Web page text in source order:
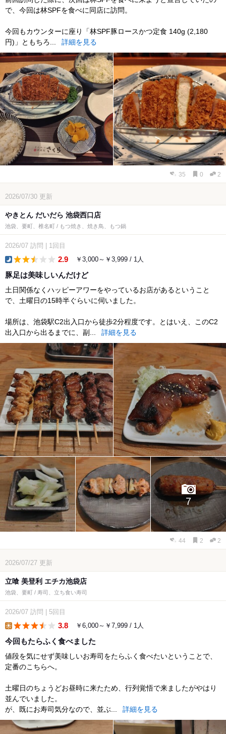
で、今回は林SPFを食べに同店に訪問。
今回もカウンターに座り「林SPF豚ロースかつ定食 140g (2,180
円)」ともちろ...
詳細を見る
35 0 2
2026/07/30 更新
やきとん だいだら 池袋西口店
池袋、要町、椎名町 / もつ焼き、焼き鳥、もつ鍋
2026/07 訪問 1回目
2.9 ￥3,000～￥3,999 / 1人
豚足は美味しいんだけど
土日関係なくハッピーアワーをやっているお店があるということ
で、土曜日の15時半ぐらいに伺いました。
場所は、池袋駅C2出入口から徒歩2分程度です。とはいえ、このC2
出入口から出るまでに、副...
詳細を見る
7
44 2 2
2026/07/27 更新
立喰 美登利 エチカ池袋店
池袋、要町 / 寿司、立ち食い寿司
2026/07 訪問 5回目
3.8 ￥6,000～￥7,999 / 1人
今回もたらふく食べました
値段を気にせず美味しいお寿司をたらふく食べたいということで、
定番のこちらへ。
土曜日のちょうどお昼時に来たため、行列覚悟で来ましたがやはり
並んでいました。
が、既にお寿司気分なので、並ぶ...
詳細を見る